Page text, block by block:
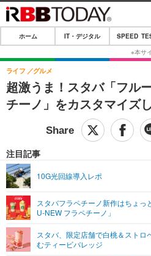
ホーム
IT・デジタル
IT・デジタルTOP
ネタ
ショッピング
SPEED TEST
エンタメTOP
グラビア
ショッピング
ライフTOP
その他
リリース一覧
プッシュ通知の停止方法
ホーム IT・デジタル SPEED
超激うま！スタバ「フル
チーノ」をカスタマイズ
ライフ グルメ
注目記事
10G光回線導入レポ
スタバフラペチーノ新作はちょ
U‐NEW フラペチーノ」
スタバ、限定店舗で白桃＆ストロ
むティービバレッジ